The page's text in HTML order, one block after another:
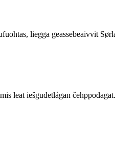
liegga geassebeaivvit
leat iešguđetlágan